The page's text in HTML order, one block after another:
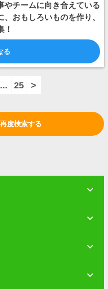
やチームに向き合えている
おもしろいものを作り、
！
る
... 25 >
度検索する